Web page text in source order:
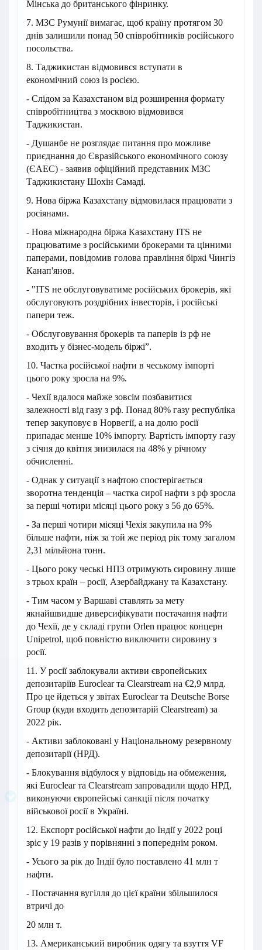
Мінська до британського фінринку.
7. МЗС Румунії вимагає, щоб країну протягом 30
днів залишили понад 50 співробітників російського
посольства.
8. Таджикистан відмовився вступати в
економічний союз із росією.
- Слідом за Казахстаном від розширення формату
співробітництва з москвою відмовився
Таджикистан.
- Душанбе не розглядає питання про можливе
приєднання до Євразійського економічного союзу
(ЄАЕС) - заявив офіційний представник МЗС
Таджикистану Шохін Самаді.
9. Нова біржа Казахстану відмовилася працювати з
росіянами.
- Нова міжнародна біржа Казахстану ITS не
працюватиме з російськими брокерами та цінними
паперами, повідомив голова правління біржі Чингіз
Канап'янов.
- "ITS не обслуговуватиме російських брокерів, які
обслуговують роздрібних інвесторів, і російські
папери теж.
- Обслуговування брокерів та паперів із рф не
входить у бізнес-модель біржі”.
10. Частка російської нафти в чеському імпорті
цього року зросла на 9%.
- Чехії вдалося майже зовсім позбавитися
залежності від газу з рф. Понад 80% газу республіка
тепер закуповує в Норвегії, а на долю росії
припадає менше 10% імпорту. Вартість імпорту газу
з січня до квітня знизилася на 48% у річному
обчисленні.
- Однак у ситуації з нафтою спостерігається
зворотна тенденція – частка сирої нафти з рф зросла
за перші чотири місяці цього року з 56 до 65%.
- За перші чотири місяці Чехія закупила на 9%
більше нафти, ніж за той же період рік тому загалом
2,31 мільйона тонн.
- Цього року чеські НПЗ отримують сировину лише
з трьох країн – росії, Азербайджану та Казахстану.
- Тим часом у Варшаві ставлять за мету
якнайшвидше диверсифікувати постачання нафти
до Чехії, де у складі групи Orlen працює концерн
Unipetrol, щоб повністю виключити сировину з
росії.
11. У росії заблокували активи європейських
депозитаріїв Euroclear та Clearstream на €2,9 млрд.
Про це йдеться у звітах Euroclear та Deutsche Borse
Group (куди входить депозитарій Clearstream) за
2022 рік.
- Активи заблоковані у Національному резервному
депозитарії (НРД).
- Блокування відбулося у відповідь на обмеження,
які Euroclear та Clearstream запровадили щодо НРД,
виконуючи європейські санкції після початку
військової росії в Україні.
12. Експорт російської нафти до Індії у 2022 році
зріс у 19 разів у порівнянні з попереднім роком.
- Усього за рік до Індії було поставлено 41 млн т
нафти.
- Постачання вугілля до цієї країни збільшилося
втричі до
20 млн т.
13. Американський виробник одягу та взуття VF